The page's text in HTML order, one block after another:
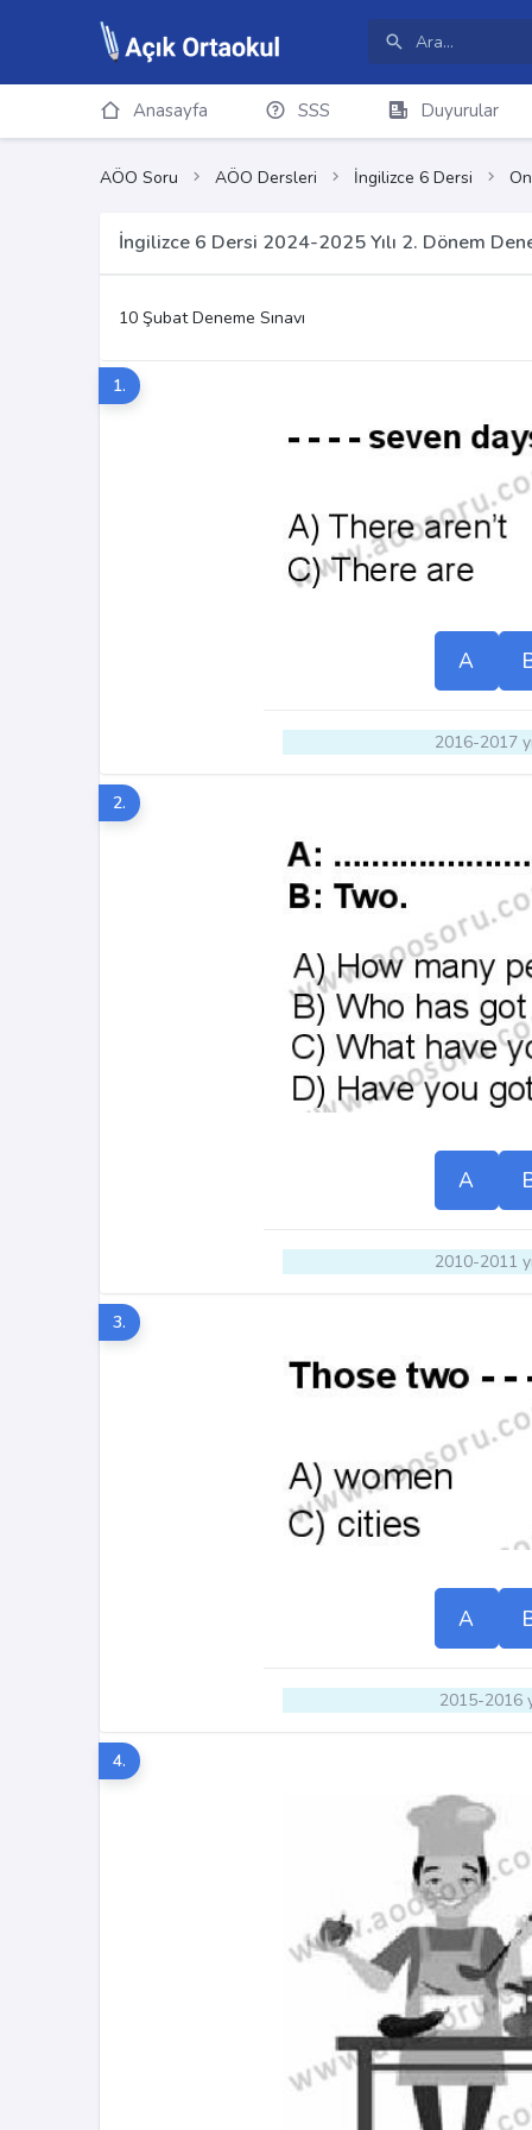
Anasayfa SSS Duyurular
AÖO Soru AÖO Dersleri İngilizce 6 Dersi
İngilizce 6 Dersi 2024-2025 Yılı 2. Dönem
10 Şubat Deneme Sınavı
1.
A
2016-2017
2.
A
2010-2011
3.
A
2015-2016
4.